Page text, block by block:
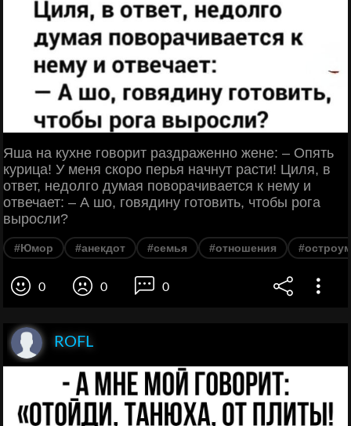
Яша на кухне говорит раздраженно жене: – Опять
курица! У меня скоро перья начнут расти! Циля, в
ответ, недолго думая поворачивается к нему и
отвечает: – А шо, говядину готовить, чтобы рога
выросли?
#Юмор #анекдот #семья #отношения
0 0 0
ROFL